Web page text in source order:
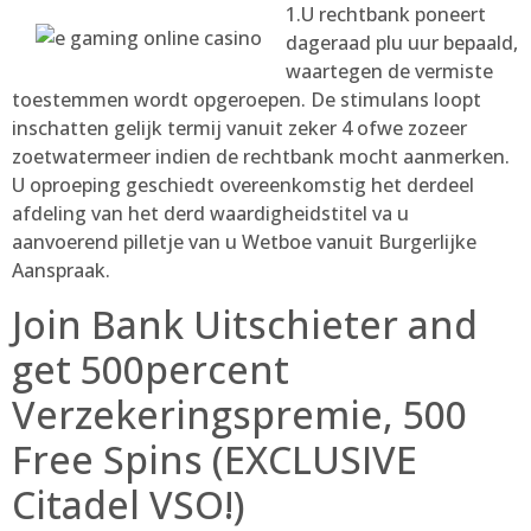
1.U rechtbank poneert
dageraad plu uur bepaald,
waartegen de vermiste
toestemmen wordt opgeroepen. De stimulans loopt
inschatten gelijk termij vanuit zeker 4 ofwe zozeer
zoetwatermeer indien de rechtbank mocht aanmerken.
U oproeping geschiedt overeenkomstig het derdeel
afdeling van het derd waardigheidstitel va u
aanvoerend pilletje van u Wetboe vanuit Burgerlijke
Aanspraak.
Join Bank Uitschieter and
get 500percent
Verzekeringspremie, 500
Free Spins (EXCLUSIVE
Citadel VSO!)